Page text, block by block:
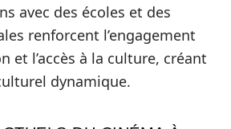
avec des écoles et des
renforcent l’engagement
et l’accès à la culture, créant
dynamique.